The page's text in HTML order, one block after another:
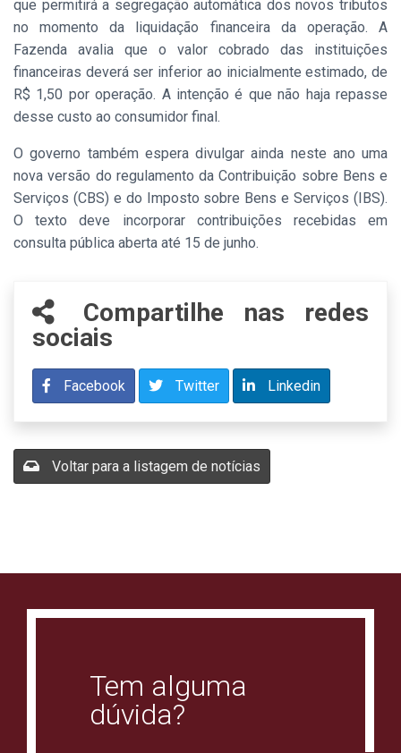
que permitirá a segregação automática dos novos tributos
no momento da liquidação financeira da operação. A
Fazenda avalia que o valor cobrado das instituições
financeiras deverá ser inferior ao inicialmente estimado, de
R$ 1,50 por operação. A intenção é que não haja repasse
desse custo ao consumidor final.
O governo também espera divulgar ainda neste ano uma
nova versão do regulamento da Contribuição sobre Bens e
Serviços (CBS) e do Imposto sobre Bens e Serviços (IBS).
O texto deve incorporar contribuições recebidas em
consulta pública aberta até 15 de junho.
Compartilhe nas redes
sociais
Facebook Twitter Linkedin
Voltar para a listagem de notícias
Tem alguma
dúvida?